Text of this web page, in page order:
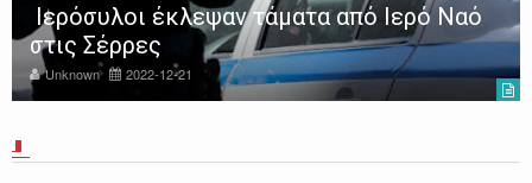
Ιερόσυλοι έκλεψαν τάματα από Ιερό Ναό
στις Σέρρες
Unknown 2022-12-21